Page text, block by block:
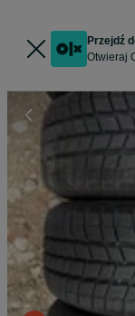
Przejdź
Otwieraj